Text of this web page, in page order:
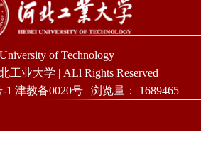
of Technology
工业大学 | ALl Rights Reserved
1 津教备0020号 | 浏览量： 1689465